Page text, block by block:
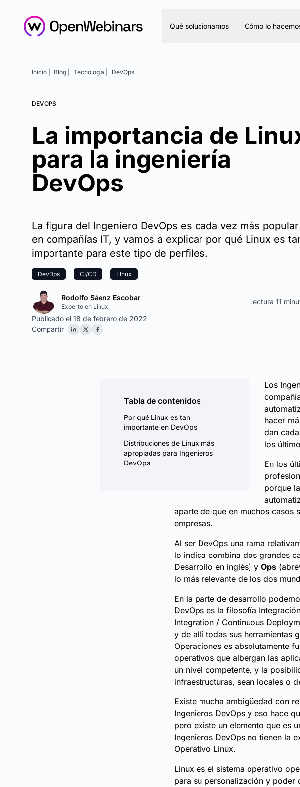
Qué solucionamos Cómo lo
Inicio | Blog | Tecnología | DevOps
DEVOPS
La importancia de
para la ingeniería
DevOps
La figura del Ingeniero DevOps es cada vez más popular
en compañías IT, y vamos a explicar por qué Linux es
importante para este tipo de perfiles.
DevOps CI/CD LInux
Rodolfo Sáenz Escobar
Experto en Linux
Lectura 11
Publicado el 18 de febrero de 2022
Compartir
Tabla de contenidos
Por qué Linux es tan
importante en DevOps
Distribuciones de Linux más
apropiadas para Ingenieros
DevOps
Los
hacer
dan
los
En los
porque
aparte de que en muchos casos
empresas.
Al ser DevOps una rama
lo indica combina dos grandes
Desarrollo en inglés) y Ops
lo más relevante de los dos
En la parte de desarrollo
DevOps es la filosofía
Integration / Continuous
y de allí todas sus herramientas
Operaciones es absolutamente
operativos que albergan las
un nivel competente, y la
infraestructuras, sean locales o
Existe mucha ambigüedad con
Ingenieros DevOps y eso hace
pero existe un elemento que es
Ingenieros DevOps no tienen la
Operativo Linux.
Linux es el sistema operativo
para su personalización y poder